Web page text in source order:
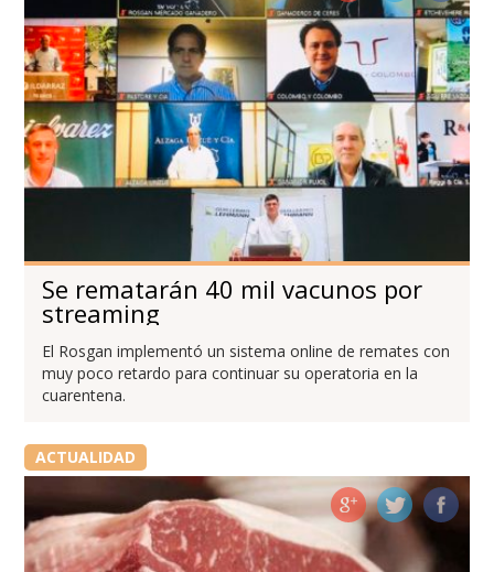
Se rematarán 40 mil vacunos por
streaming
El Rosgan implementó un sistema online de remates con
muy poco retardo para continuar su operatoria en la
cuarentena.
ACTUALIDAD